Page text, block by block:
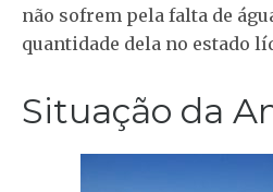
não sofrem pela falta de
quantidade dela no estado
Situação da